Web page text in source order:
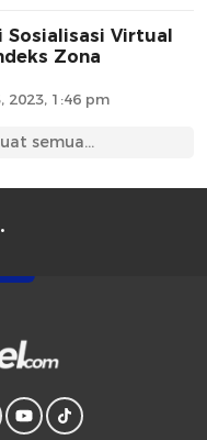
Sosialisasi Virtual
Zona
2023, 1:46 pm
semua...